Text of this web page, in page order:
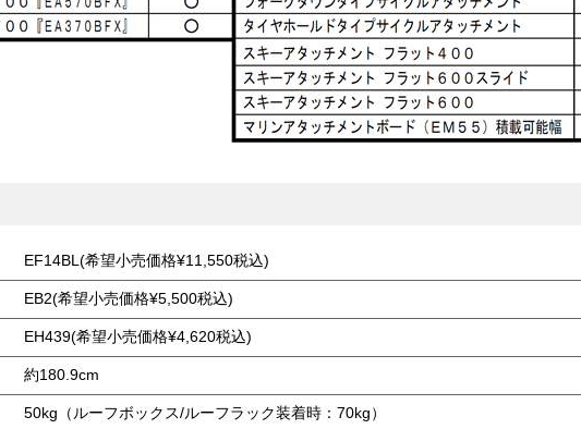
EF14BL(希望小売価格¥11,550税込)
EB2(希望小売価格¥5,500税込)
EH439(希望小売価格¥4,620税込)
約180.9cm
50kg（ルーフボックス/ルーフラック装着時：70kg）